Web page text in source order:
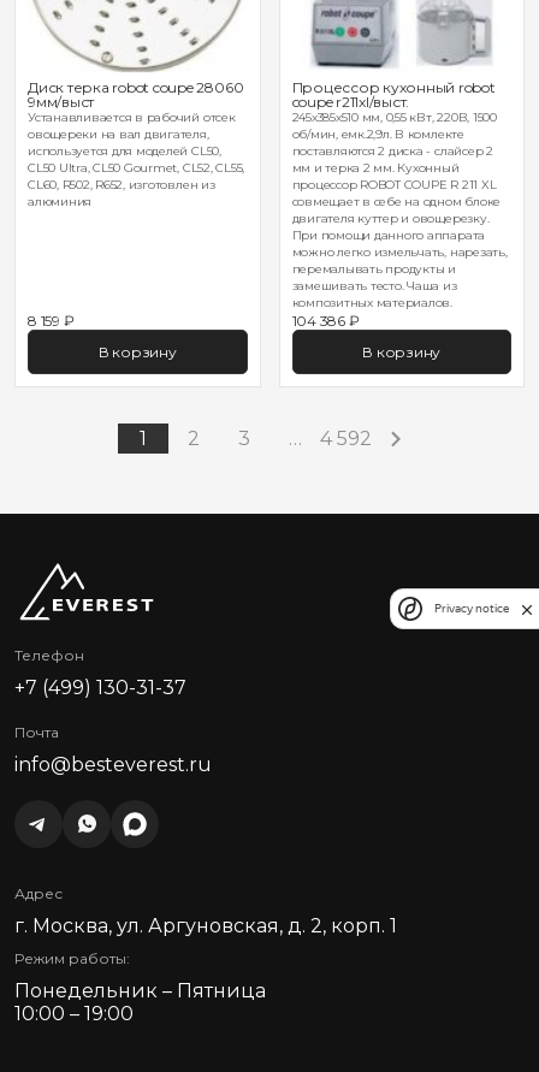
Диск терка robot coupe 28060
9мм/выст
Устанавливается в рабочий отсек
овощереки на вал двигателя,
используется для моделей CL50,
CL50 Ultra, CL50 Gourmet, CL52, CL55,
CL60, R502, R652, изготовлен из
алюминия
8 159 ₽
В корзину
Процессор кухонный robot
coupe r211xl/выст.
245х385х510 мм, 0,55 кВт, 220В, 1500
об/мин, емк.2,9л. В комлекте
поставляются 2 диска - слайсер 2
мм и терка 2 мм. Кухонный
процессор ROBOT COUPE R 211 XL
совмещает в себе на одном блоке
двигателя куттер и овощерезку.
При помощи данного аппарата
можно легко измельчать, нарезать,
перемалывать продукты и
замешивать тесто. Чаша из
композитных материалов.
104 386 ₽
В корзину
1 2 3 … 4 592
Телефон
+7 (499) 130-31-37
Почта
info@besteverest.ru
Адрес
г. Москва, ул. Аргуновская, д. 2, корп. 1
Режим работы:
Понедельник – Пятница
10:00 – 19:00
Privacy notice